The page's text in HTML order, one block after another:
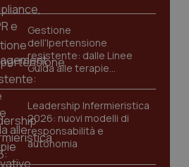
Gestione
dell'Ipertensione
resistente: dalle Linee
Guida alle terapie
innovative
Leadership Infermieristica
2026: nuovi modelli di
responsabilità e
autonomia